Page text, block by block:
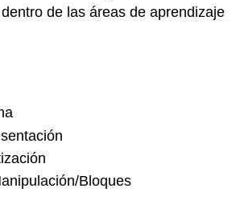
de las áreas de aprendizaje
Bloques